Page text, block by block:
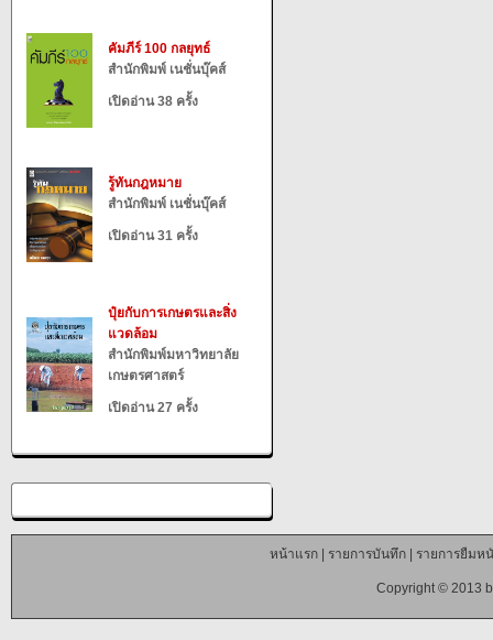
คัมภีร์ 100 กลยุทธ์
สำนักพิมพ์ เนชั่นบุ๊คส์
เปิดอ่าน 38 ครั้ง
รู้ทันกฎหมาย
สำนักพิมพ์ เนชั่นบุ๊คส์
เปิดอ่าน 31 ครั้ง
ปุ๋ยกับการเกษตรและสิ่ง
แวดล้อม
สำนักพิมพ์มหาวิทยาลัย
เกษตรศาสตร์
เปิดอ่าน 27 ครั้ง
หน้าแรก| รายการบันทึก| รายการยืมห
Copyright © 2013